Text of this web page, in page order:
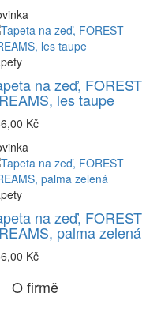
na zeď, FOREST
les taupe
Kč
na zeď, FOREST
palma zelená
Kč
O firmě